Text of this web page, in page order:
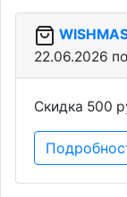
22.06.2026
Скидка 500